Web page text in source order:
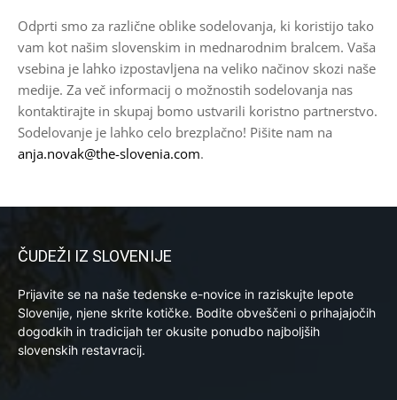
Odprti smo za različne oblike sodelovanja, ki koristijo tako
vam kot našim slovenskim in mednarodnim bralcem. Vaša
vsebina je lahko izpostavljena na veliko načinov skozi naše
medije. Za več informacij o možnostih sodelovanja nas
kontaktirajte in skupaj bomo ustvarili koristno partnerstvo.
Sodelovanje je lahko celo brezplačno! Pišite nam na
anja.novak@the-slovenia.com.
ČUDEŽI IZ SLOVENIJE
Prijavite se na naše tedenske e-novice in raziskujte lepote
Slovenije, njene skrite kotičke. Bodite obveščeni o prihajajočih
dogodkih in tradicijah ter okusite ponudbo najboljših
slovenskih restavracij.